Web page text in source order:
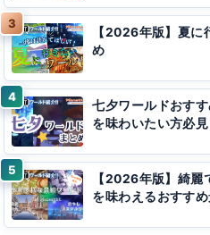
【2026年版】夏に
め
七夕ワールドおす
を味わいたい方必見
【2026年版】綺麗
を味わえるおすす